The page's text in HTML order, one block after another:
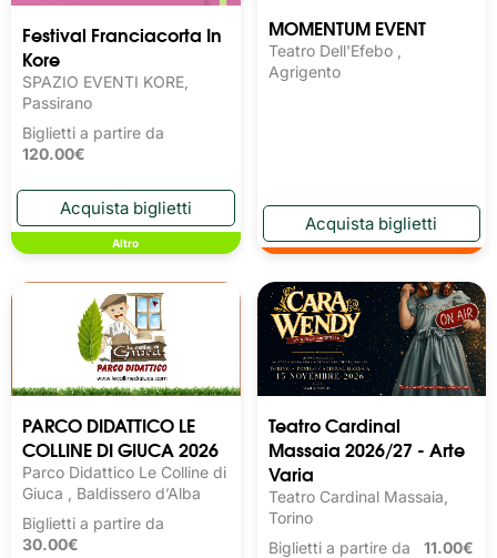
Festival Franciacorta In
Kore
SPAZIO EVENTI KORE,
Passirano
Biglietti a partire da
120.00€
Altro
MOMENTUM EVENT
Teatro Dell'Efebo ,
Agrigento
PARCO DIDATTICO LE
COLLINE DI GIUCA 2026
Parco Didattico Le Colline di
Giuca , Baldissero d’Alba
Biglietti a partire da
30.00€
Teatro Cardinal
Massaia 2026/27 - Arte
Varia
Teatro Cardinal Massaia,
Torino
Biglietti a partire da 11.00€